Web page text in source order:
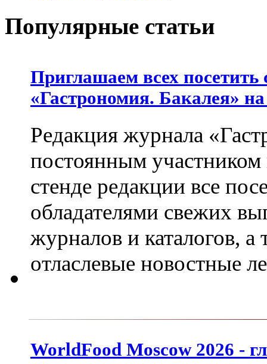
Популярные статьи
Приглашаем всех
«Гастрономия. Бакалея»
Редакция журнала
постоянным
стенде редакции все
обладателями свежих
журналов и каталогов,
отласлевые новостные
WorldFood Moscow 2026 -